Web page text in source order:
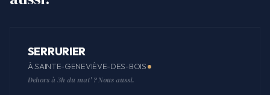
SERRURIER
À SAINTE-GENEVIÈVE-DES-BOIS
Dehors à 3h du mat' ? Nous aussi.